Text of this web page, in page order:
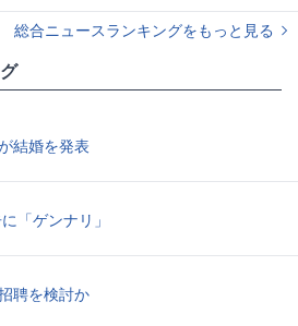
総合ニュースランキングをもっと見る
結婚を発表
「ゲンナリ」
聘を検討か